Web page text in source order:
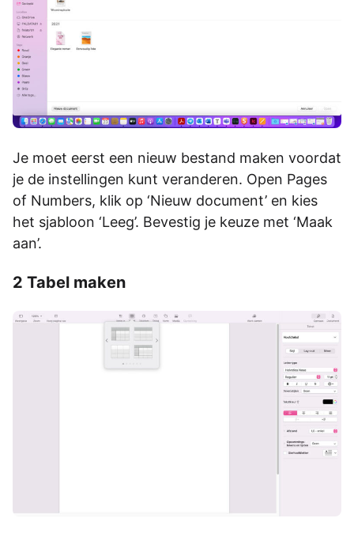
Je moet eerst een nieuw bestand maken voordat
je de instellingen kunt veranderen. Open Pages
of Numbers, klik op ‘Nieuw document’ en kies
het sjabloon ‘Leeg’. Bevestig je keuze met ‘Maak
aan’.
2 Tabel maken